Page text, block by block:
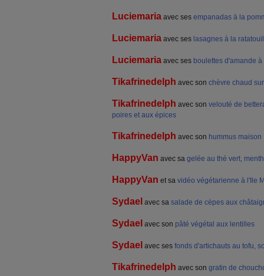
Luciemaria avec ses empanadas à la
Luciemaria avec ses lasagnes à la
Luciemaria avec ses boulettes d'amande
Tikafrinedelph avec son chèvre chaud
Tikafrinedelph avec son velouté de
poires et aux épices
Tikafrinedelph avec son hummus maison
HappyVan avec sa gelée au thé vert,
HappyVan et sa vidéo végétarienne à l'Ile
Sydael avec sa salade de cèpes aux
Sydael avec son pâté végétal aux lentilles
Sydael avec ses fonds d'artichauts au tofu,
Tikafrinedelph avec son gratin de